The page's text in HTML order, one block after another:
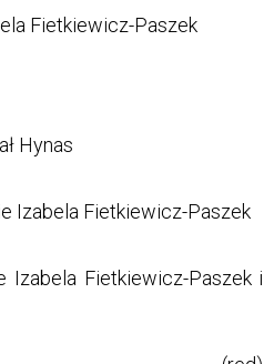
Fietkiewicz-Paszek
Hynas
Izabela Fietkiewicz-Paszek
Izabela Fietkiewicz-Paszek i